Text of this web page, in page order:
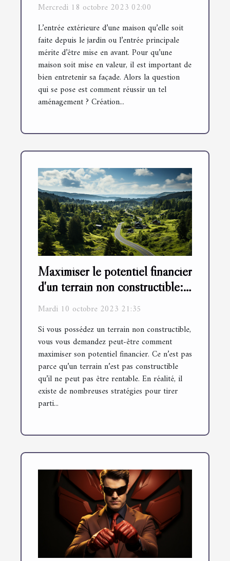
Mercredi 18 octobre 2023 02:00
L’entrée extérieure d’une maison qu’elle soit
faite depuis le jardin ou l’entrée principale
mérite d’être mise en avant. Pour qu’une
maison soit mise en valeur, il est important de
bien entretenir sa façade. Alors la question
qui se pose est comment réussir un tel
aménagement ? Création...
Maximiser le potentiel financier
d'un terrain non constructible:
astuces et stratégies
Mardi 10 octobre 2023 21:35
Si vous possédez un terrain non constructible,
vous vous demandez peut-être comment
maximiser son potentiel financier. Ce n’est pas
parce qu’un terrain n’est pas constructible
qu’il ne peut pas être rentable. En réalité, il
existe de nombreuses stratégies pour tirer
parti...